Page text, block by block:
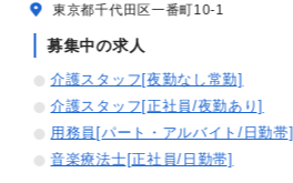
東京都千代田区一番町10-1
募集中の求人
介護スタッフ[夜勤なし常勤]
介護スタッフ[正社員/夜勤あり]
用務員[パート・アルバイト/日勤帯]
音楽療法士[正社員/日勤帯]